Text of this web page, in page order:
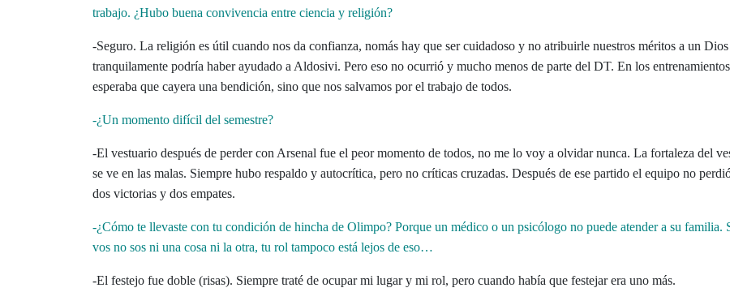
trabajo. ¿Hubo buena convivencia entre ciencia y religión?
-Seguro. La religión es útil cuando nos da confianza, nomás hay que ser cuidadoso y no atribuirle nuestros méritos a un
tranquilamente podría haber ayudado a Aldosivi. Pero eso no ocurrió y mucho menos de parte del DT. En los
esperaba que cayera una bendición, sino que nos salvamos por el trabajo de todos.
-¿Un momento difícil del semestre?
-El vestuario después de perder con Arsenal fue el peor momento de todos, no me lo voy a olvidar nunca. La fortaleza del
se ve en las malas. Siempre hubo respaldo y autocrítica, pero no críticas cruzadas. Después de ese partido el equipo no
dos victorias y dos empates.
-¿Cómo te llevaste con tu condición de hincha de Olimpo? Porque un médico o un psicólogo no puede atender a su familia.
vos no sos ni una cosa ni la otra, tu rol tampoco está lejos de eso…
-El festejo fue doble (risas). Siempre traté de ocupar mi lugar y mi rol, pero cuando había que festejar era uno más.